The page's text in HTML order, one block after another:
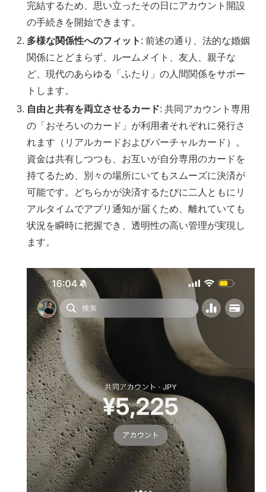
完結するため、思い立ったその日にアカウント開設
の手続きを開始できます。
多様な関係性へのフィット : 前述の通り、法的な婚姻
関係にとどまらず、ルームメイト、友人、親子な
ど、現代のあらゆる「ふたり」の人間関係をサポー
トします。
自由と共有を両立させるカード: 共同アカウント専用
の「おそろいのカード」が利用者それぞれに発行さ
れます（リアルカードおよびバーチャルカード）。
資金は共有しつつも、お互いが自分専用のカードを
持てるため、別々の場所にいてもスムーズに決済が
可能です。どちらかが決済するたびに二人ともにリ
アルタイムでアプリ通知が届くため、離れていても
状況を瞬時に把握でき、透明性の高い管理が実現し
ます。